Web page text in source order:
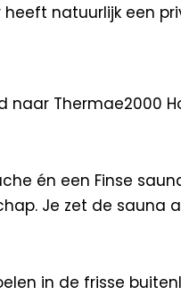
natuurlijk een
Thermae2000
én een Finse
Je zet de sauna
in de frisse